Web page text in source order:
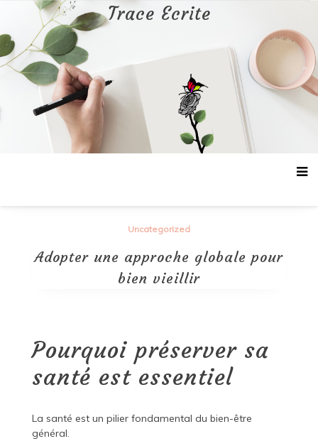
contenu
Trace Ecrite
Uncategorized
Adopter une approche globale pour
bien vieillir
Pourquoi préserver sa
santé est essentiel
La santé est un pilier fondamental du bien-être
général.